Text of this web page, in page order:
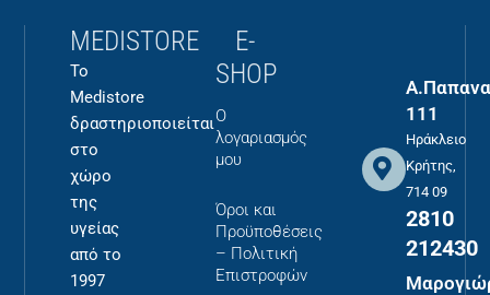
MEDISTORE
Το
Medistore
δραστηριοποιείται
στο
χώρο
της
υγείας
από το
1997
E-
SHOP
Ο
λογαριασμός
μου
Όροι και
Προϋποθέσεις
– Πολιτική
Επιστροφών
111
Ηράκλειο
Κρήτης,
714 09
2810
212430